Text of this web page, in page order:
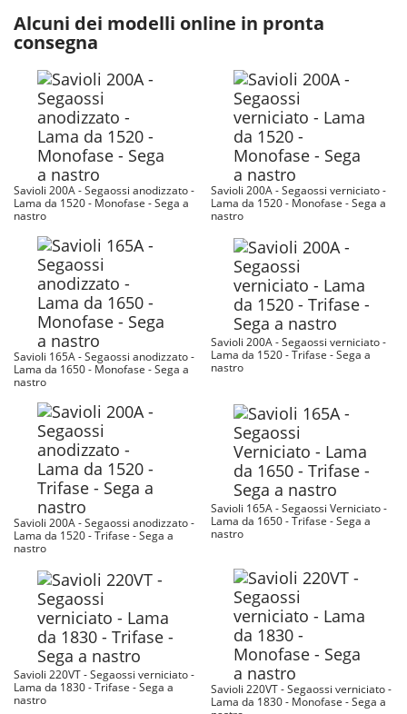
Alcuni dei modelli online in pronta
consegna
Savioli 200A - Segaossi anodizzato -
Lama da 1520 - Monofase - Sega a
nastro
Savioli 200A - Segaossi verniciato -
Lama da 1520 - Monofase - Sega a
nastro
Savioli 165A - Segaossi anodizzato -
Lama da 1650 - Monofase - Sega a
nastro
Savioli 200A - Segaossi verniciato -
Lama da 1520 - Trifase - Sega a
nastro
Savioli 200A - Segaossi anodizzato -
Lama da 1520 - Trifase - Sega a
nastro
Savioli 165A - Segaossi Verniciato -
Lama da 1650 - Trifase - Sega a
nastro
Savioli 220VT - Segaossi verniciato -
Lama da 1830 - Trifase - Sega a
nastro
Savioli 220VT - Segaossi verniciato -
Lama da 1830 - Monofase - Sega a